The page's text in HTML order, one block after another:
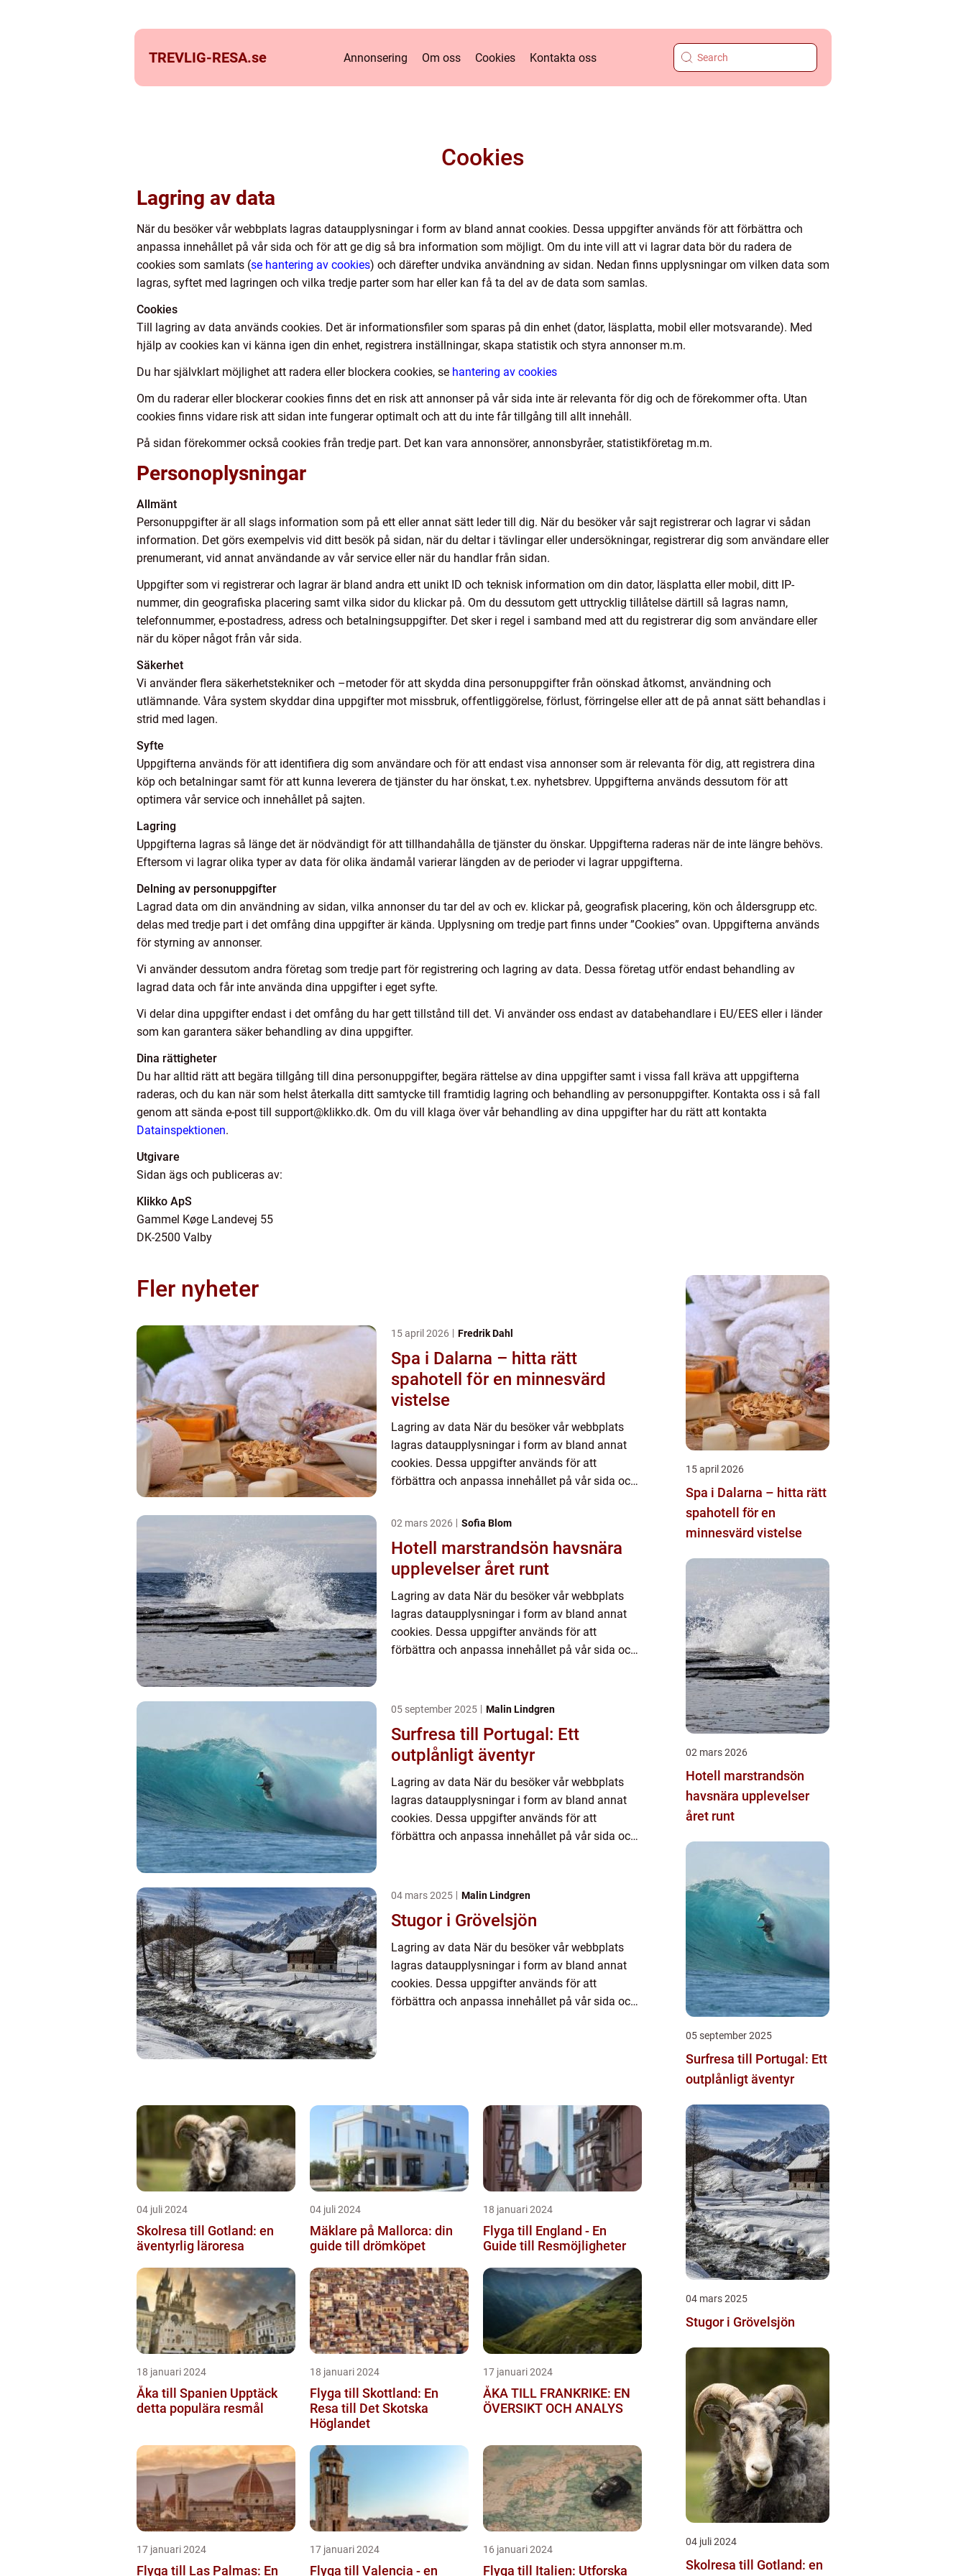
TREVLIG-RESA.se Annonsering Om oss Cookies Kontakta oss
Cookies
Lagring av data
När du besöker vår webbplats lagras dataupplysningar i form av bland annat cookies. Dessa uppgifter används för att förbättra och
anpassa innehållet på vår sida och för att ge dig så bra information som möjligt. Om du inte vill att vi lagrar data bör du radera de
cookies som samlats (se hantering av cookies) och därefter undvika användning av sidan. Nedan finns upplysningar om vilken data som
lagras, syftet med lagringen och vilka tredje parter som har eller kan få ta del av de data som samlas.
Cookies
Till lagring av data används cookies. Det är informationsfiler som sparas på din enhet (dator, läsplatta, mobil eller motsvarande). Med
hjälp av cookies kan vi känna igen din enhet, registrera inställningar, skapa statistik och styra annonser m.m.
Du har självklart möjlighet att radera eller blockera cookies, se hantering av cookies
Om du raderar eller blockerar cookies finns det en risk att annonser på vår sida inte är relevanta för dig och de förekommer ofta. Utan
cookies finns vidare risk att sidan inte fungerar optimalt och att du inte får tillgång till allt innehåll.
På sidan förekommer också cookies från tredje part. Det kan vara annonsörer, annonsbyråer, statistikföretag m.m.
Personoplysningar
Allmänt
Personuppgifter är all slags information som på ett eller annat sätt leder till dig. När du besöker vår sajt registrerar och lagrar vi sådan
information. Det görs exempelvis vid ditt besök på sidan, när du deltar i tävlingar eller undersökningar, registrerar dig som användare eller
prenumerant, vid annat användande av vår service eller när du handlar från sidan.
Uppgifter som vi registrerar och lagrar är bland andra ett unikt ID och teknisk information om din dator, läsplatta eller mobil, ditt IP-
nummer, din geografiska placering samt vilka sidor du klickar på. Om du dessutom gett uttrycklig tillåtelse därtill så lagras namn,
telefonnummer, e-postadress, adress och betalningsuppgifter. Det sker i regel i samband med att du registrerar dig som användare eller
när du köper något från vår sida.
Säkerhet
Vi använder flera säkerhetstekniker och –metoder för att skydda dina personuppgifter från oönskad åtkomst, användning och
utlämnande. Våra system skyddar dina uppgifter mot missbruk, offentliggörelse, förlust, förringelse eller att de på annat sätt behandlas i
strid med lagen.
Syfte
Uppgifterna används för att identifiera dig som användare och för att endast visa annonser som är relevanta för dig, att registrera dina
köp och betalningar samt för att kunna leverera de tjänster du har önskat, t.ex. nyhetsbrev. Uppgifterna används dessutom för att
optimera vår service och innehållet på sajten.
Lagring
Uppgifterna lagras så länge det är nödvändigt för att tillhandahålla de tjänster du önskar. Uppgifterna raderas när de inte längre behövs.
Eftersom vi lagrar olika typer av data för olika ändamål varierar längden av de perioder vi lagrar uppgifterna.
Delning av personuppgifter
Lagrad data om din användning av sidan, vilka annonser du tar del av och ev. klickar på, geografisk placering, kön och åldersgrupp etc.
delas med tredje part i det omfång dina uppgifter är kända. Upplysning om tredje part finns under ”Cookies” ovan. Uppgifterna används
för styrning av annonser.
Vi använder dessutom andra företag som tredje part för registrering och lagring av data. Dessa företag utför endast behandling av
lagrad data och får inte använda dina uppgifter i eget syfte.
Vi delar dina uppgifter endast i det omfång du har gett tillstånd till det. Vi använder oss endast av databehandlare i EU/EES eller i länder
som kan garantera säker behandling av dina uppgifter.
Dina rättigheter
Du har alltid rätt att begära tillgång till dina personuppgifter, begära rättelse av dina uppgifter samt i vissa fall kräva att uppgifterna
raderas, och du kan när som helst återkalla ditt samtycke till framtidig lagring och behandling av personuppgifter. Kontakta oss i så fall
genom att sända e-post till support@klikko.dk. Om du vill klaga över vår behandling av dina uppgifter har du rätt att kontakta
Datainspektionen.
Utgivare
Sidan ägs och publiceras av:
Klikko ApS
Gammel Køge Landevej 55
DK-2500 Valby
Fler nyheter
15 april 2026 Fredrik Dahl
Spa i Dalarna – hitta rätt
spahotell för en minnesvärd
vistelse
Lagring av data När du besöker vår webbplats
lagras dataupplysningar i form av bland annat
cookies. Dessa uppgifter används för att
förbättra och anpassa innehållet på vår sida och
du inte vill att vi...
02 mars 2026 Sofia Blom
Hotell marstrandsön havsnära
upplevelser året runt
Lagring av data När du besöker vår webbplats
lagras dataupplysningar i form av bland annat
cookies. Dessa uppgifter används för att
förbättra och anpassa innehållet på vår sida och
05 september 2025 Malin Lindgren
Surfresa till Portugal: Ett
outplånligt äventyr
Lagring av data När du besöker vår webbplats
lagras dataupplysningar i form av bland annat
cookies. Dessa uppgifter används för att
förbättra och anpassa innehållet på vår sida och
04 mars 2025 Malin Lindgren
Stugor i Grövelsjön
Lagring av data När du besöker vår webbplats
lagras dataupplysningar i form av bland annat
cookies. Dessa uppgifter används för att
förbättra och anpassa innehållet på vår sida och
04 juli 2024
Skolresa till Gotland: en
äventyrlig läroresa
04 juli 2024
Mäklare på Mallorca: din
guide till drömköpet
18 januari 2024
Flyga till England - En
Guide till Resmöjligheter
18 januari 2024
Åka till Spanien Upptäck
detta populära resmål
18 januari 2024
Flyga till Skottland: En
Resa till Det Skotska
Höglandet
17 januari 2024
ÅKA TILL FRANKRIKE: EN
ÖVERSIKT OCH ANALYS
17 januari 2024
Flyga till Las Palmas: En
17 januari 2024
Flyga till Valencia - en
16 januari 2024
Flyga till Italien: Utforska
15 april 2026
Spa i Dalarna – hitta rätt
spahotell för en
minnesvärd vistelse
02 mars 2026
Hotell marstrandsön
havsnära upplevelser
året runt
05 september 2025
Surfresa till Portugal: Ett
outplånligt äventyr
04 mars 2025
Stugor i Grövelsjön
04 juli 2024
Skolresa till Gotland: en